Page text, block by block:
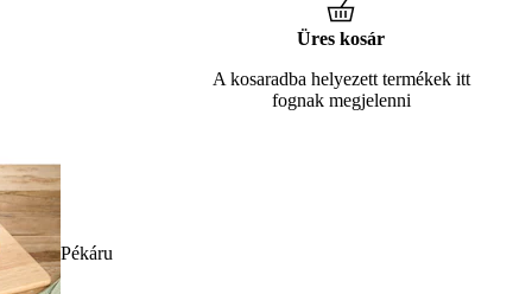
Pékáru
Üres kosár
A kosaradba helyezett termékek itt
fognak megjelenni